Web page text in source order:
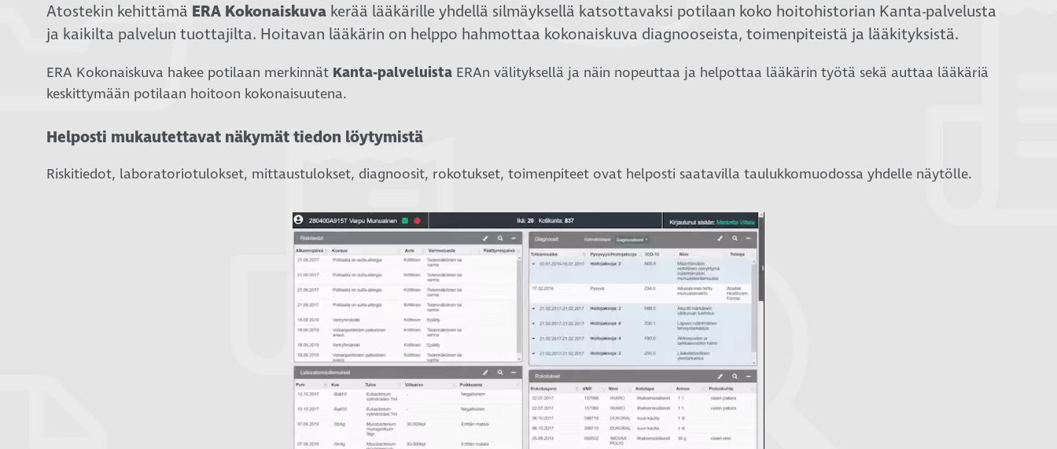
Atostekin kehittämä ERA Kokonaiskuvakerää lääkärille yhdellä silmäyksellä katsottavaksi potilaan koko hoitohistorian Kanta-palvelusta
ja kaikilta palvelun tuottajilta. Hoitavan lääkärin on helppo hahmottaa kokonaiskuva diagnooseista, toimenpiteistä ja lääkityksistä.
ERA Kokonaiskuva hakee potilaan merkinnät Kanta-palveluistaERAn välityksellä ja näin nopeuttaa ja helpottaa lääkärin työtä sekä auttaa lääkäriä
keskittymään potilaan hoitoon kokonaisuutena.
Helposti mukautettavat näkymät tiedon löytymistä
Riskitiedot, laboratoriotulokset, mittaustulokset, diagnoosit, rokotukset, toimenpiteet ovat helposti saatavilla taulukkomuodossa yhdelle näytölle.